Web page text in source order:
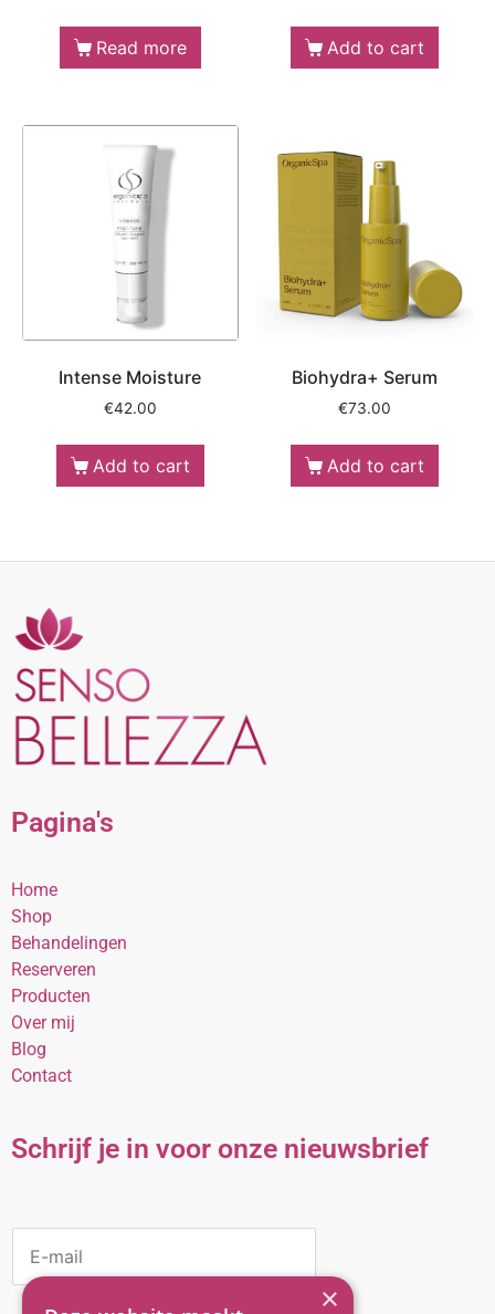
Read more Add to cart
Intense Moisture
€42.00
Add to cart
Biohydra+ Serum
€73.00
Add to cart
Pagina's
Home
Shop
Behandelingen
Reserveren
Producten
Over mij
Blog
Contact
Schrijf je in voor onze nieuwsbrief
A
×